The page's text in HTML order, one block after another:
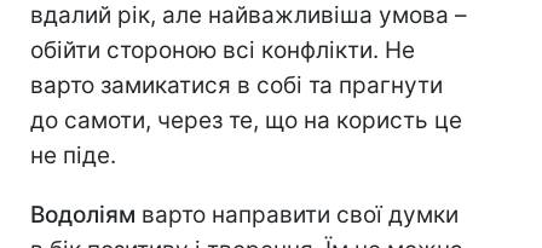
вдалий рік, але найважливіша умова –
обійти стороною всі конфлікти. Не
варто замикатися в собі та прагнути
до самоти, через те, що на користь це
не піде.
Водоліям варто направити свої думки